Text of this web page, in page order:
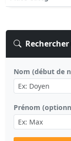
Nom (début de
Prénom